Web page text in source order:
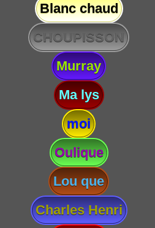
Blanc chaud
CHOUPISSON
Murray
Ma lys
moi
Oulique
Lou que
Charles Henri